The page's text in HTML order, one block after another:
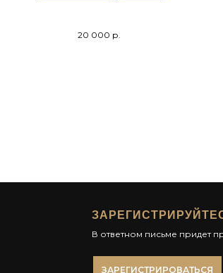
20 000 р.
В ответном письме придет
ЗАРЕГИСТРИРОВАТЬСЯ